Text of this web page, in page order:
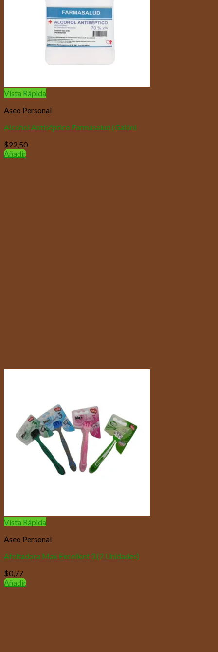
Vista Rápida
Aseo Personal
Alcohol Antiséptico Farmasalud (Galón)
$22,50
Añadir
Vista Rápida
Aseo Personal
Afeitadora Max Excellent 3 (2 Unidades)
$0,77
Añadir